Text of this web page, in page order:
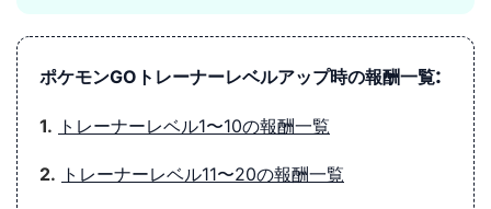
ポケモンGOトレーナーレベルアップ時の報酬一覧:
1. トレーナーレベル1〜10の報酬一覧
2. トレーナーレベル11〜20の報酬一覧